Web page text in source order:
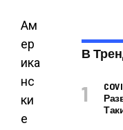
Ам
ер
ика
нс
ки
е
В